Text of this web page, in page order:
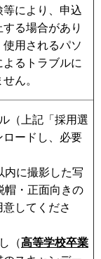
により、申込
る場合があり
用されるパソ
るトラブルに
ん。
（上記「採用選
ードし、必要
に撮影した写
帽・正面向きの
してくださ
（高等学校卒業